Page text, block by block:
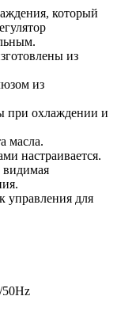
который
из
из
при охлаждении и
масла.
настраивается.
видимая
управления для